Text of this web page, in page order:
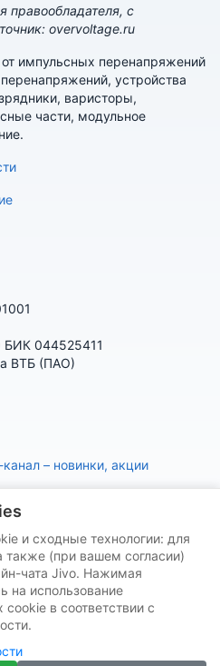
правообладателя, с
overvoltage.ru
импульсных перенапряжений
устройства
варисторы,
части, модульное
044525411
ВТБ (ПАО)
– новинки, акции
на маркетплейсах
и сходные технологии: для
также (при вашем согласии)
чата Jivo. Нажимая
на использование
в соответствии с